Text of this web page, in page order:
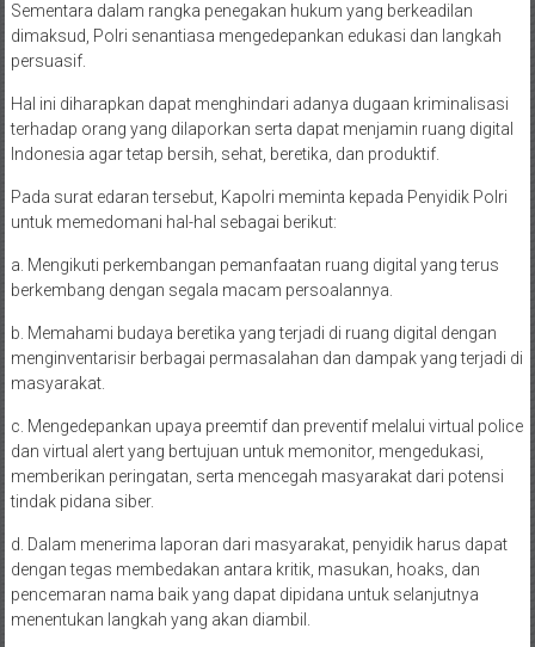
Sementara dalam rangka penegakan hukum yang berkeadilan
dimaksud, Polri senantiasa mengedepankan edukasi dan langkah
persuasif.
Hal ini diharapkan dapat menghindari adanya dugaan kriminalisasi
terhadap orang yang dilaporkan serta dapat menjamin ruang digital
Indonesia agar tetap bersih, sehat, beretika, dan produktif.
Pada surat edaran tersebut, Kapolri meminta kepada Penyidik Polri
untuk memedomani hal-hal sebagai berikut:
a. Mengikuti perkembangan pemanfaatan ruang digital yang terus
berkembang dengan segala macam persoalannya.
b. Memahami budaya beretika yang terjadi di ruang digital dengan
menginventarisir berbagai permasalahan dan dampak yang terjadi di
masyarakat.
c. Mengedepankan upaya preemtif dan preventif melalui virtual police
dan virtual alert yang bertujuan untuk memonitor, mengedukasi,
memberikan peringatan, serta mencegah masyarakat dari potensi
tindak pidana siber.
d. Dalam menerima laporan dari masyarakat, penyidik harus dapat
dengan tegas membedakan antara kritik, masukan, hoaks, dan
pencemaran nama baik yang dapat dipidana untuk selanjutnya
menentukan langkah yang akan diambil.